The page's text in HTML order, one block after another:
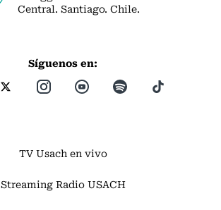
Central. Santiago. Chile.
Síguenos en:
TV Usach en vivo
Streaming Radio USACH